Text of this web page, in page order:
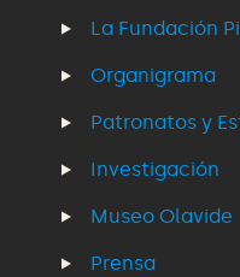
La Fundación
Organigrama
Patronatos y
Investigación
Museo Olavide
Prensa